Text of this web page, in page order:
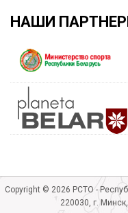
НАШИ
Copyright © 2026 РСТО -
220030, г.